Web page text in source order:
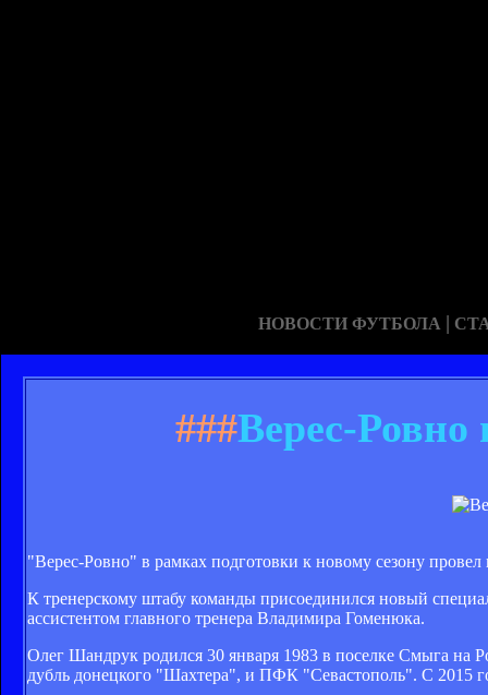
НОВОСТИ ФУТБОЛА |
###Верес-Ровно
"Верес-Ровно" в рамках подготовки к новому сезону
К тренерскому штабу команды присоединился новый
ассистентом главного тренера Владимира Гоменюка.
Олег Шандрук родился 30 января 1983 в поселке Смыга
дубль донецкого "Шахтера", и ПФК "Севастополь". С 2015